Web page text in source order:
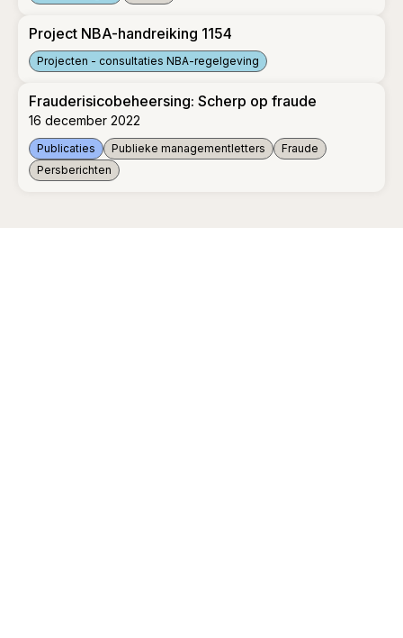
Project NBA-handreiking 1154
Projecten - consultaties NBA-regelgeving
Frauderisicobeheersing: Scherp op fraude
16 december 2022
Publicaties Publieke managementletters
Fraude
Persberichten